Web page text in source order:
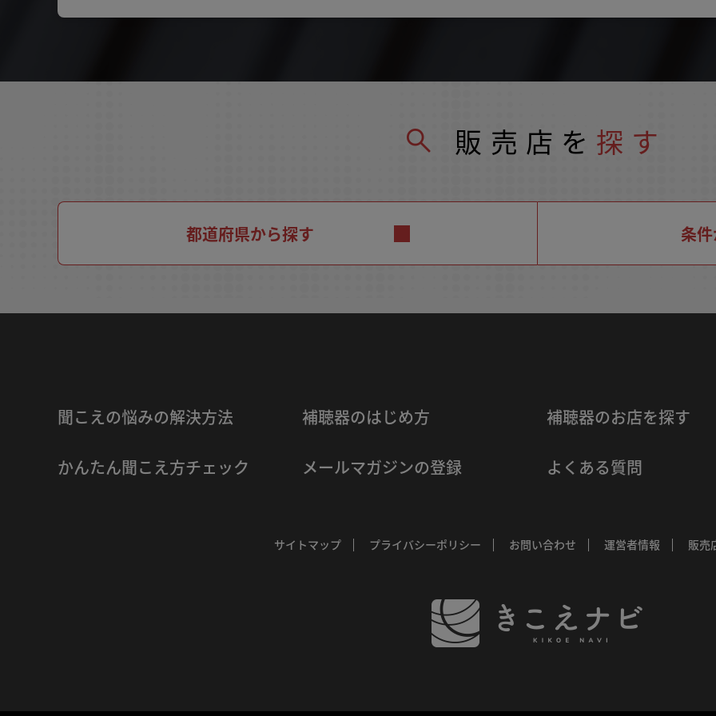
販売店を 探す
都道府県から探す 条
聞こえの悩みの解決方法 補聴器のはじめ方 補聴器のお店を探す
かんたん聞こえ方チェック メールマガジンの登録 よくある質問
サイトマップ プライバシーポリシー お問い合わせ 運営者情報 販売